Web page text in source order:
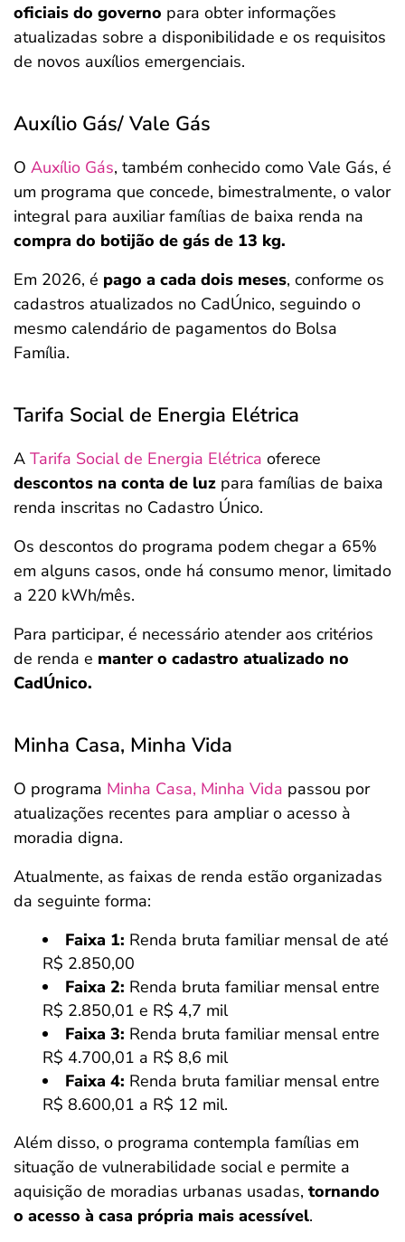
oficiais do governo para obter informações
atualizadas sobre a disponibilidade e os requisitos
de novos auxílios emergenciais.
Auxílio Gás/ Vale Gás
O Auxílio Gás, também conhecido como Vale Gás, é
um programa que concede, bimestralmente, o valor
integral para auxiliar famílias de baixa renda na
compra do botijão de gás de 13 kg.
Em 2026, é pago a cada dois meses, conforme os
cadastros atualizados no CadÚnico, seguindo o
mesmo calendário de pagamentos do Bolsa
Família.
Tarifa Social de Energia Elétrica
A Tarifa Social de Energia Elétrica oferece
descontos na conta de luz para famílias de baixa
renda inscritas no Cadastro Único.
Os descontos do programa podem chegar a 65%
em alguns casos, onde há consumo menor, limitado
a 220 kWh/mês.
Para participar, é necessário atender aos critérios
de renda e manter o cadastro atualizado no
CadÚnico.
Minha Casa, Minha Vida
O programa Minha Casa, Minha Vida passou por
atualizações recentes para ampliar o acesso à
moradia digna.
Atualmente, as faixas de renda estão organizadas
da seguinte forma:
Faixa 1: Renda bruta familiar mensal de até
R$ 2.850,00
Faixa 2: Renda bruta familiar mensal entre
R$ 2.850,01 e R$ 4,7 mil
Faixa 3: Renda bruta familiar mensal entre
R$ 4.700,01 a R$ 8,6 mil
Faixa 4: Renda bruta familiar mensal entre
R$ 8.600,01 a R$ 12 mil.
Além disso, o programa contempla famílias em
situação de vulnerabilidade social e permite a
aquisição de moradias urbanas usadas, tornando
o acesso à casa própria mais acessível.